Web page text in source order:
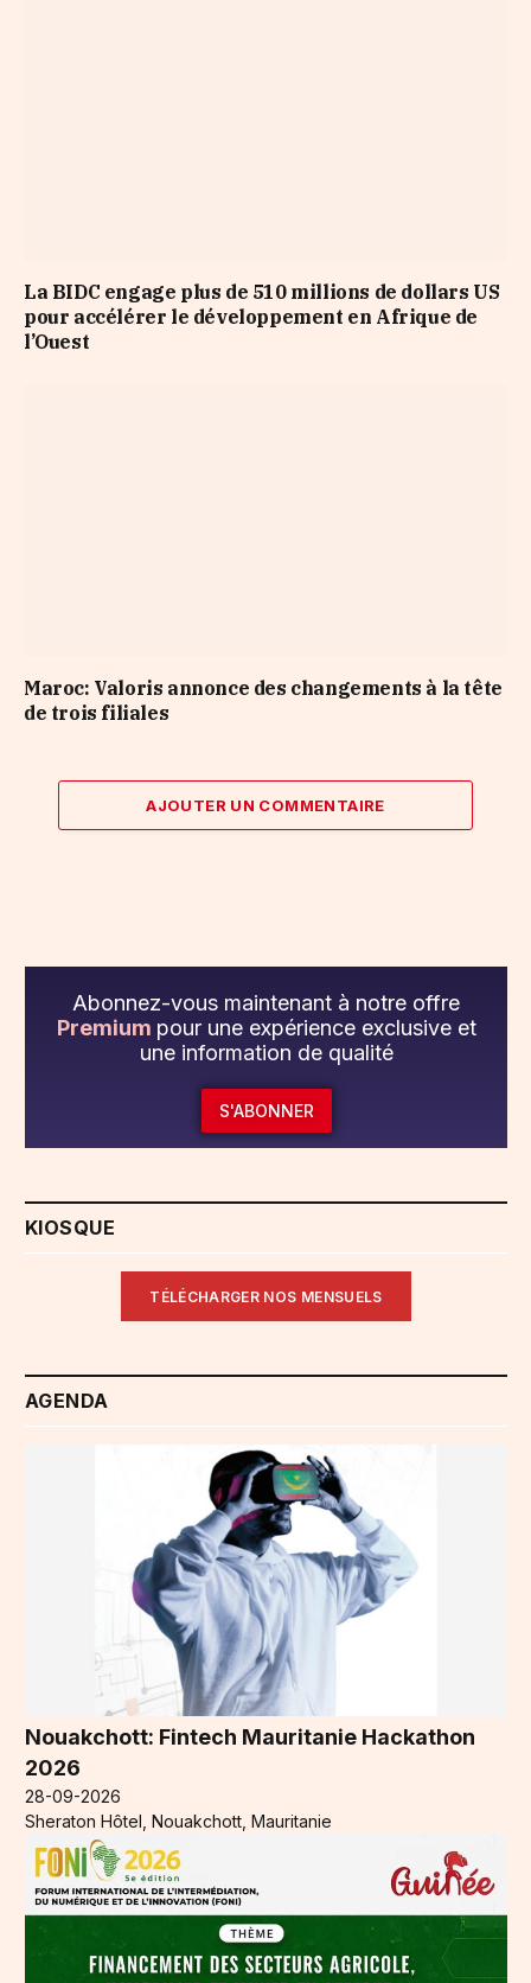
La BIDC engage plus de 510 millions de dollars US
pour accélérer le développement en Afrique de
l’Ouest
Maroc: Valoris annonce des changements à la tête
de trois filiales
AJOUTER UN COMMENTAIRE
Abonnez-vous maintenant à notre offre
Premium pour une expérience exclusive et
une information de qualité
S'ABONNER
KIOSQUE
TÉLÉCHARGER NOS MENSUELS
AGENDA
Nouakchott: Fintech Mauritanie Hackathon
2026
28-09-2026
Sheraton Hôtel, Nouakchott, Mauritanie